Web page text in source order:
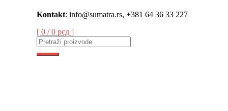
Skip
content
Kontakt: info@sumatra.rs, +381 64 36 33 227
[ 0 /0 рсд ]